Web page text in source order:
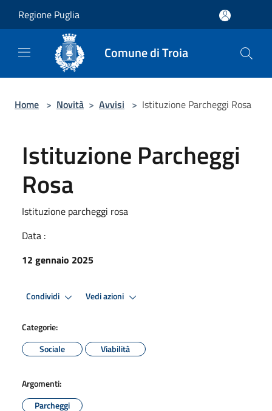
Regione Puglia
Comune di Troia
Home > Novità > Avvisi > Istituzione Parcheggi Rosa
Istituzione Parcheggi
Rosa
Istituzione parcheggi rosa
Data :
12 gennaio 2025
Condividi Vedi azioni
Categorie:
Sociale
Viabilità
Argomenti:
Parcheggi